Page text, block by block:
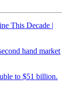
This Decade |
hand market
to $51 billion.